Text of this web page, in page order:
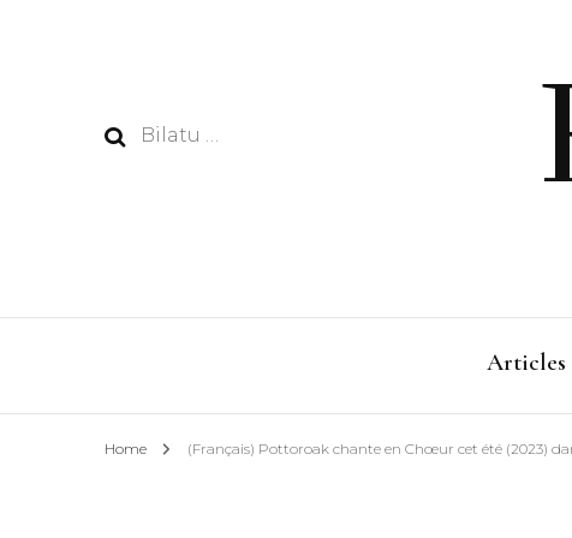
Bilatu:
Articles
Home (Français) Pottoroak chante en Chœur cet été (2023)